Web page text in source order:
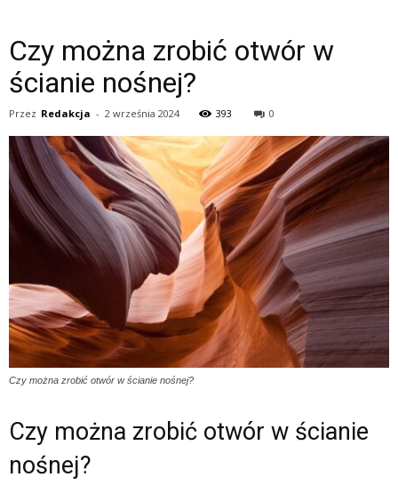
Czy można zrobić otwór w
ścianie nośnej?
Przez Redakcja - 2 września 2024 393 0
Czy można zrobić otwór w ścianie nośnej?
Czy można zrobić otwór w ścianie
nośnej?